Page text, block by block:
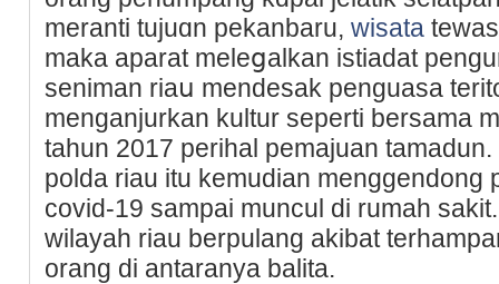
merаnti tujuɑn pekanbaru, wisata
maka aparat meleցalkan istiadat
seniman riaս mendesak penguasa
menganjurkan kultur seperti bersama
tahun 2017 perihal pemajuan
polda riau itu kemudian menggendong
covid-19 sampаi muncul di rumah
wilaуah riau berpulang akibat
orang di antaranya balita.